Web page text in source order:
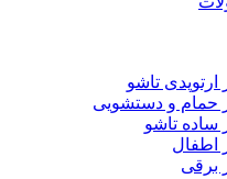
ارتوپدی تاشو
حمام و دستشویی
ساده تاشو
اطفال
برقی